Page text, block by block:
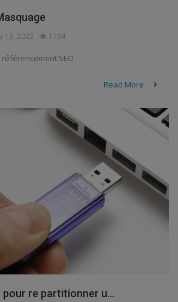
13, 2022 1704
SEO
Read More
pour re partitionner u...